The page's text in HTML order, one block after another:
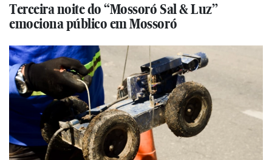
Terceira noite do “Mossoró Sal & Luz”
emociona público em Mossoró